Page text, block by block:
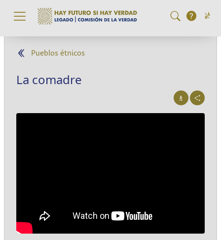
Pasar al contenido principal
Pueblos étnicos
La comadre